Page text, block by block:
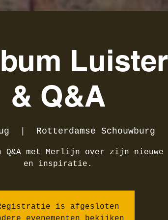
& Q&A
Rotterdamse Schouwburg
Q&A met Merlijn over zijn nieuwe
en inspiratie.
is afgesloten